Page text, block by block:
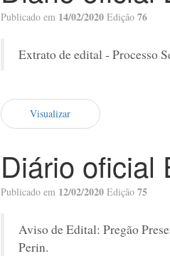
Publicado em 14/02/2020 Edição 76
Extrato de edital - Processo
Visualizar
Diário oficial
Publicado em 12/02/2020 Edição 75
Aviso de Edital: Pregão
Perin.